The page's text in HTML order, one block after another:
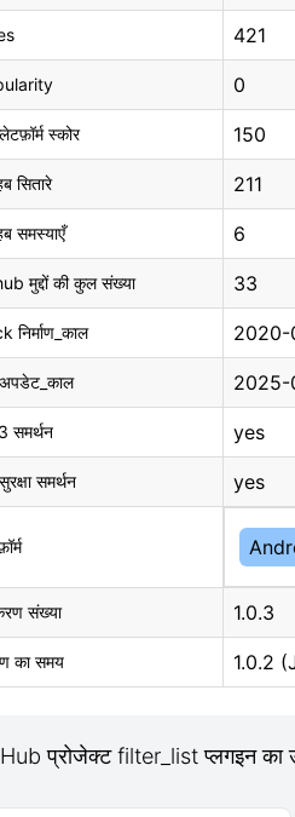
421
0
स्कोर 150
सितारे 211
समस्याएँ 6
मुद्दों की कुल संख्या 33
निर्माण_काल 2020-
2025-
समर्थन yes
समर्थन yes
संख्या 1.0.3
का समय 1.0.2
प्रोजेक्ट filter_list प्लगइन का